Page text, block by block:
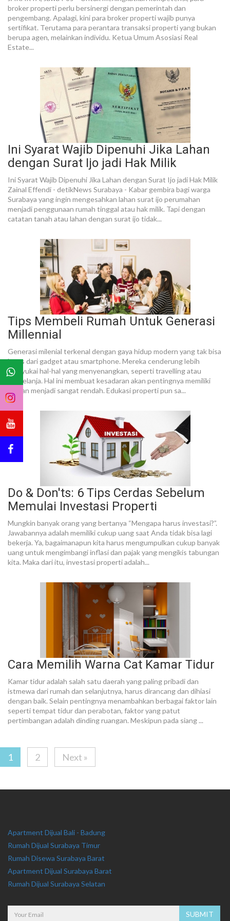
broker properti perlu bersinergi dengan pemerintah dan
pengembang. Apalagi, kini para broker properti wajib punya
sertifikat. Terutama para perantara transaksi properti yang bukan
berupa agen, melainkan individu. Ketua Umum Asosiasi Real
Estate...
Ini Syarat Wajib Dipenuhi Jika Lahan
dengan Surat Ijo jadi Hak Milik
Ini Syarat Wajib Dipenuhi Jika Lahan dengan Surat Ijo jadi Hak Milik
Zainal Effendi - detikNews Surabaya - Kabar gembira bagi warga
Surabaya yang ingin mengesahkan lahan surat ijo perumahan
menjadi penggunaan rumah tinggal atau hak milik. Tapi dengan
catatan tanah atau lahan dengan surat ijo tidak...
Tips Membeli Rumah Untuk Generasi
Millennial
Generasi milenial terkenal dengan gaya hidup modern yang tak bisa
lepas dari gadget atau smartphone. Mereka cenderung lebih
menyukai hal-hal yang menyenangkan, seperti travelling atau
berbelanja. Hal ini membuat kesadaran akan pentingnya memiliki
hunian menjadi sangat rendah. Edukasi properti pun sa...
Do & Don'ts: 6 Tips Cerdas Sebelum
Memulai Investasi Properti
Mungkin banyak orang yang bertanya “Mengapa harus investasi?”.
Jawabannya adalah memiliki cukup uang saat Anda tidak bisa lagi
bekerja. Ya, bagaimanapun kita harus mengumpulkan cukup banyak
uang untuk mengimbangi inflasi dan pajak yang mengikis tabungan
kita. Maka dari itu, investasi properti adalah...
Cara Memilih Warna Cat Kamar Tidur
Kamar tidur adalah salah satu daerah yang paling pribadi dan
istmewa dari rumah dan selanjutnya, harus dirancang dan dihiasi
dengan baik. Selain pentingnya menambahkan berbagai faktor lain
seperti tempat tidur dan perabotan, faktor yang patut
pertimbangan adalah dinding ruangan. Meskipun pada siang ...
1 2 Next »
Apartment Dijual Bali - Badung
Rumah Dijual Surabaya Timur
Rumah Disewa Surabaya Barat
Apartment Dijual Surabaya Barat
Rumah Dijual Surabaya Selatan